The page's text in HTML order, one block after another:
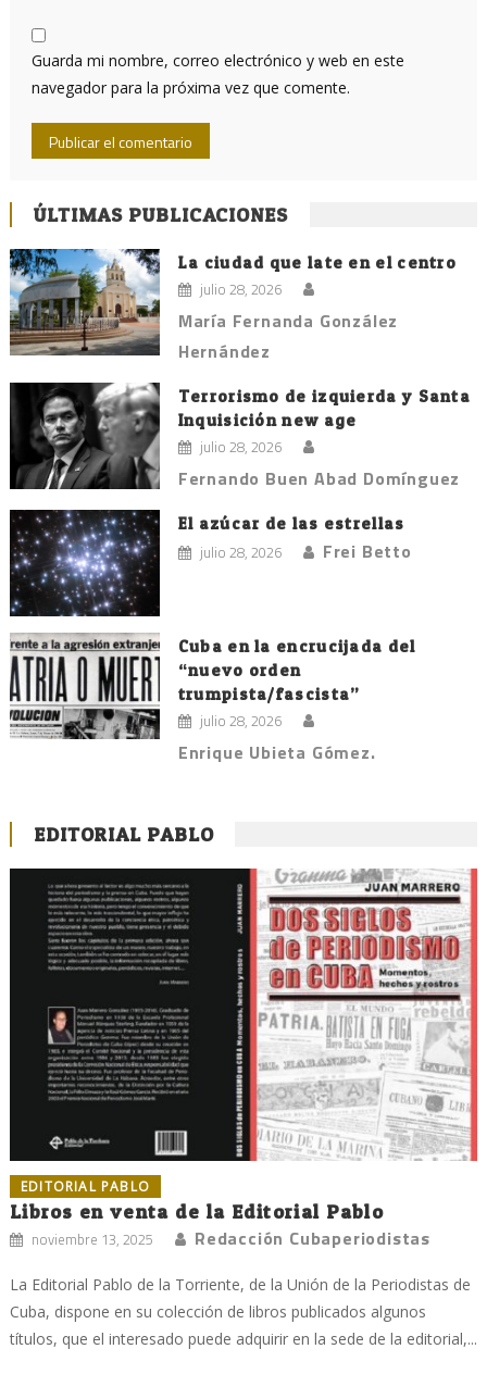
Guarda mi nombre, correo electrónico y web en este
navegador para la próxima vez que comente.
ÚLTIMAS PUBLICACIONES
La ciudad que late en el centro
julio 28, 2026
María Fernanda González
Hernández
Terrorismo de izquierda y Santa
Inquisición new age
julio 28, 2026
Fernando Buen Abad Domínguez
El azúcar de las estrellas
julio 28, 2026 Frei Betto
Cuba en la encrucijada del
“nuevo orden
trumpista/fascista”
julio 28, 2026
Enrique Ubieta Gómez.
EDITORIAL PABLO
EDITORIAL PABLO
Libros en venta de la Editorial Pablo
noviembre 13, 2025 Redacción Cubaperiodistas
La Editorial Pablo de la Torriente, de la Unión de la Periodistas de
Cuba, dispone en su colección de libros publicados algunos
títulos, que el interesado puede adquirir en la sede de la editorial,...